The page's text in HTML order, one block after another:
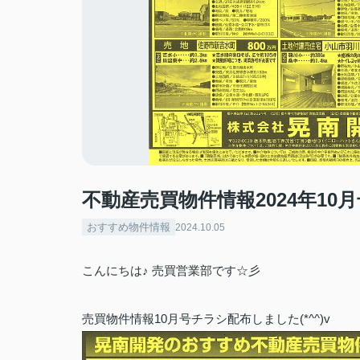
不動産売買物件情報2024年10
おすすめ物件情報 2024.10.05
こんにちは♪ 売買営業部です☆彡
売買物件情報10月号チラシ配布しました(*^^)v